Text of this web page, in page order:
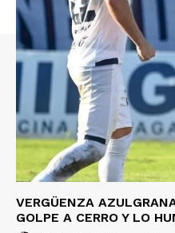
VERGÜENZA
GOLPE A CERRO Y LO